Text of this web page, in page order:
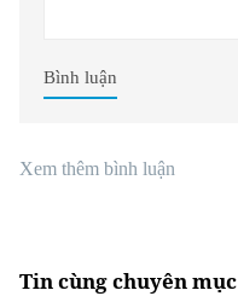
Bình luận
Xem thêm bình luận
Tin cùng chuyên mục